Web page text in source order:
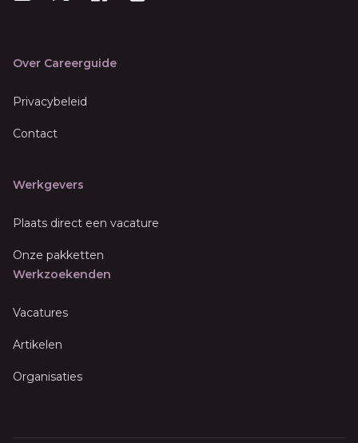
Over Careerguide
Privacybeleid
Contact
Werkgevers
Plaats direct een vacature
Onze pakketten
Werkzoekenden
Vacatures
Artikelen
Organisaties